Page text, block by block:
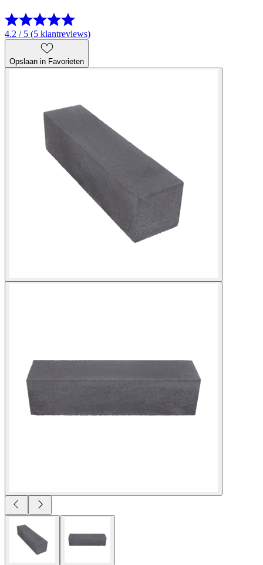
4.2 / 5 (5 klantreviews)
Opslaan in Favorieten